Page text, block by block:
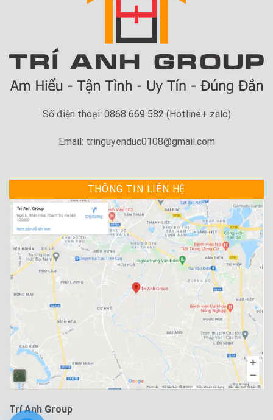
Số điện thoại: 0868 669 582 (Hotline+ zalo)
Email: tringuyenduc0108@gmail.com
THÔNG TIN LIÊN HỆ
Trí Anh Group